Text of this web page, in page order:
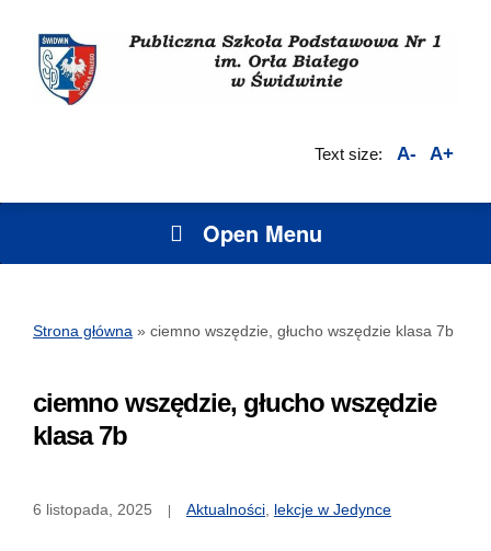
Text size: A- A+
Open Menu
Strona główna » ciemno wszędzie, głucho wszędzie klasa 7b
ciemno wszędzie, głucho wszędzie
klasa 7b
6 listopada, 2025 Aktualności lekcje w Jedynce